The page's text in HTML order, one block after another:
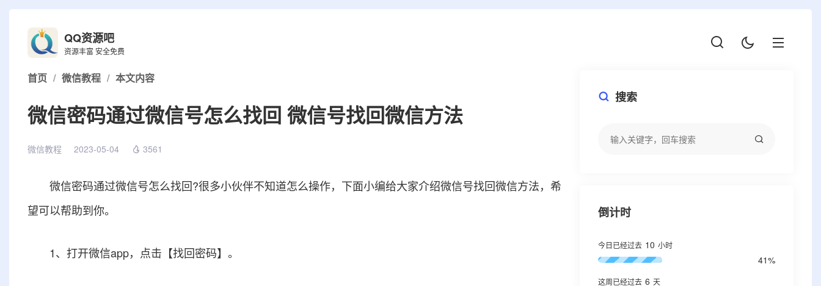
QQ资源吧
资源丰富 安全免费
首页 / 微信教程 / 本文内容
微信密码通过微信号怎么找回 微信号找回微信方法
微信教程 2023-05-04 3561
微信密码通过微信号怎么找回?很多小伙伴不知道怎么操作，下面小编给大家介绍微信号找回微信方法，希
望可以帮助到你。
1、打开微信app，点击【找回密码】。
搜索
倒计时
今日已经过去 10 小时
41%
这周已经过去 6 天